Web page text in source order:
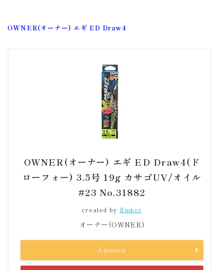
OWNER(オーナー) エギ ED Draw4
OWNER(オーナー) エギ ED Draw4(ド
ローフォー) 3.5号 19g カサゴUV/オイル
#23 No.31882
created by Rinker
オーナー(OWNER)
Amazon